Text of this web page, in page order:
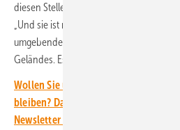
diesen Stellen verhält, ist sehr komplex“,
„Und sie ist nicht nur von der Anlage
umgebenden Atmosphäre und den
Geländes. Es geht darum, beides zu
Wollen Sie über das Wind-auf-See-
bleiben? Dann abonnieren Sie einfach
Newsletter von ERNEUERBARE